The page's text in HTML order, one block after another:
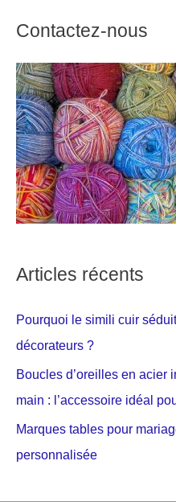
Contactez-nous
Articles récents
Pourquoi le simili cuir
décorateurs ?
Boucles d’oreilles en acier
main : l’accessoire idéal
Marques tables pour
personnalisée